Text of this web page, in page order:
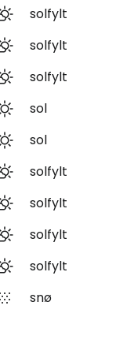
solfylt
solfylt
solfylt
sol
sol
solfylt
solfylt
solfylt
solfylt
snø